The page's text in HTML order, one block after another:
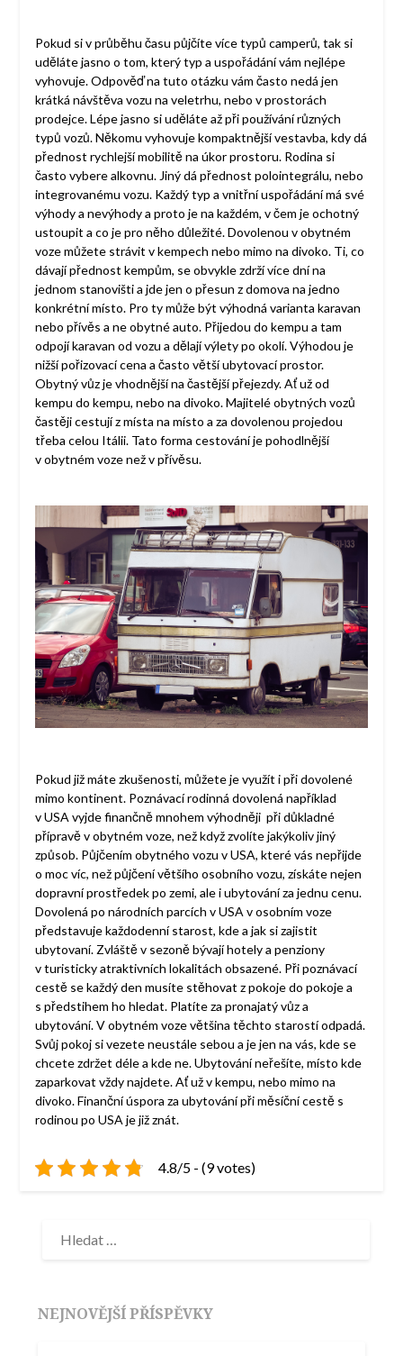
Pokud si v průběhu času půjčíte více typů camperů, tak si
uděláte jasno o tom, který typ a uspořádání vám nejlépe
vyhovuje. Odpověď na tuto otázku vám často nedá jen
krátká návštěva vozu na veletrhu, nebo v prostorách
prodejce. Lépe jasno si uděláte až při používání různých
typů vozů. Někomu vyhovuje kompaktnější vestavba, kdy dá
přednost rychlejší mobilitě na úkor prostoru. Rodina si
často vybere alkovnu. Jiný dá přednost polointegrálu, nebo
integrovanému vozu. Každý typ a vnitřní uspořádání má své
výhody a nevýhody a proto je na každém, v čem je ochotný
ustoupit a co je pro něho důležité.Dovolenou v obytném
voze můžete strávit v kempech nebo mimo na divoko. Ti, co
dávají přednost kempům, se obvykle zdrží více dní na
jednom stanovišti a jde jen o přesun z domova na jedno
konkrétní místo. Pro ty může být výhodná varianta karavan
nebo přívěs a ne obytné auto. Přijedou do kempu a tam
odpojí karavan od vozu a dělají výlety po okolí. Výhodou je
nižší pořizovací cena a často větší ubytovací prostor.
Obytný vůz je vhodnější na častější přejezdy. Ať už od
kempu do kempu, nebo na divoko. Majitelé obytných vozů
častěji cestují z místa na místo a za dovolenou projedou
třeba celou Itálii. Tato forma cestování je pohodlnější
v obytném voze než v přívěsu.
Pokud již máte zkušenosti, můžete je využít i při dovolené
mimo kontinent. Poznávací rodinná dovolená například
v USA vyjde finančně mnohem výhodněji při důkladné
přípravě v obytném voze, než když zvolíte jakýkoliv jiný
způsob. Půjčením obytného vozu v USA, které vás nepřijde
o moc víc, než půjčení většího osobního vozu, získáte nejen
dopravní prostředek po zemi, ale i ubytování za jednu cenu.
Dovolená po národních parcích v USA v osobním voze
představuje každodenní starost, kde a jak si zajistit
ubytovaní. Zvláště v sezoně bývají hotely a penziony
v turisticky atraktivních lokalitách obsazené. Při poznávací
cestě se každý den musíte stěhovat z pokoje do pokoje a
s předstihem ho hledat. Platíte za pronajatý vůz a
ubytování.V obytném voze většina těchto starostí odpadá.
Svůj pokoj si vezete neustále sebou a je jen na vás, kde se
chcete zdržet déle a kde ne. Ubytování neřešíte, místo kde
zaparkovat vždy najdete. Ať už v kempu, nebo mimo na
divoko. Finanční úspora za ubytování při měsíční cestě s
rodinou po USA je již znát.
4.8/5 - (9 votes)
NEJNOVĚJŠÍ PŘÍSPĚVKY